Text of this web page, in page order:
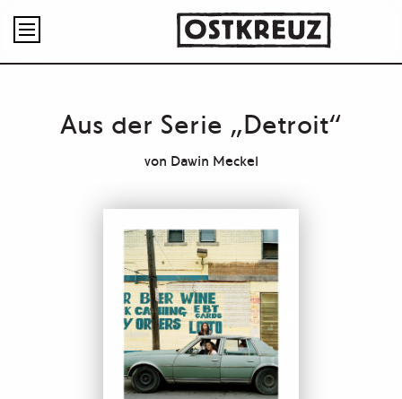

Aus der Serie „Detroit“
von Dawin Meckel